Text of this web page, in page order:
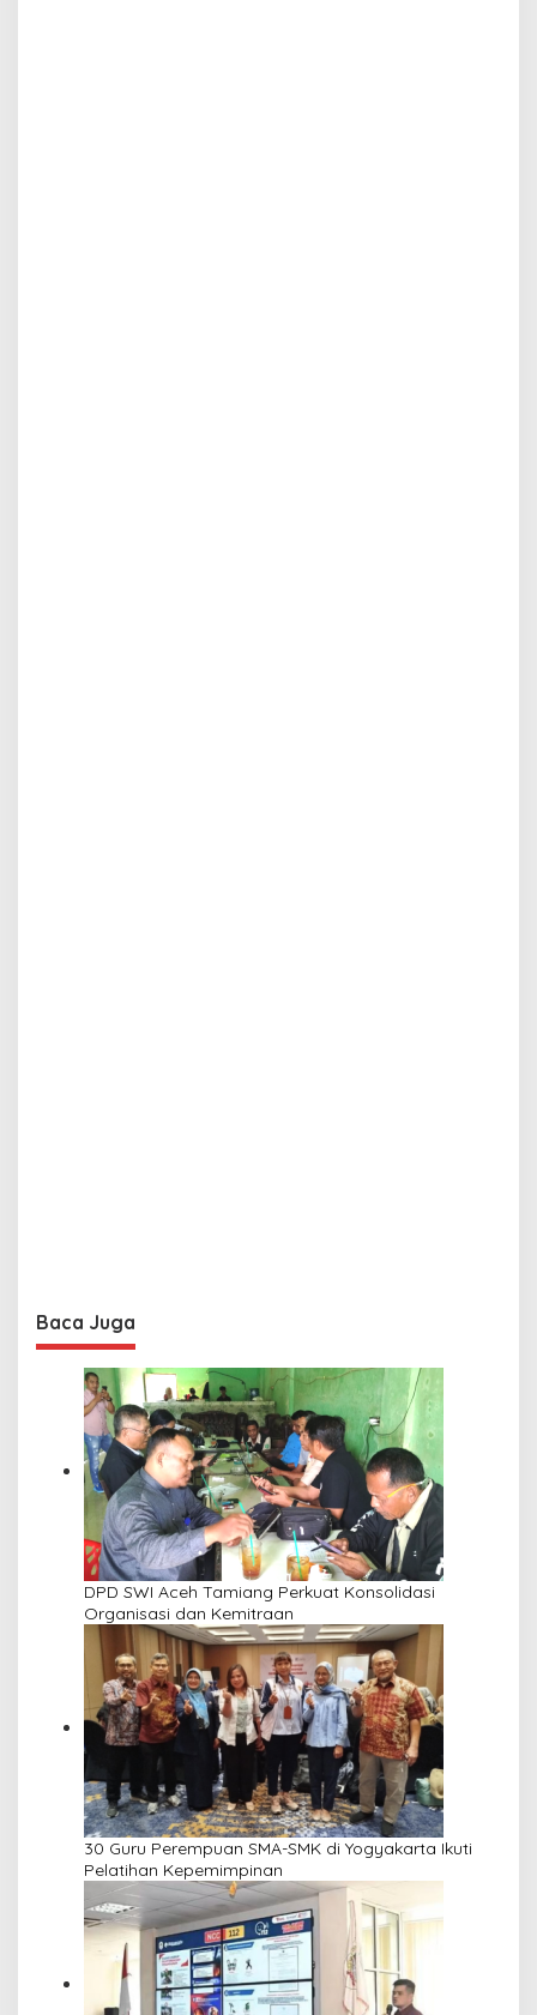
Baca Juga
DPD SWI Aceh Tamiang Perkuat Konsolidasi
Organisasi dan Kemitraan
30 Guru Perempuan SMA-SMK di Yogyakarta Ikuti
Pelatihan Kepemimpinan